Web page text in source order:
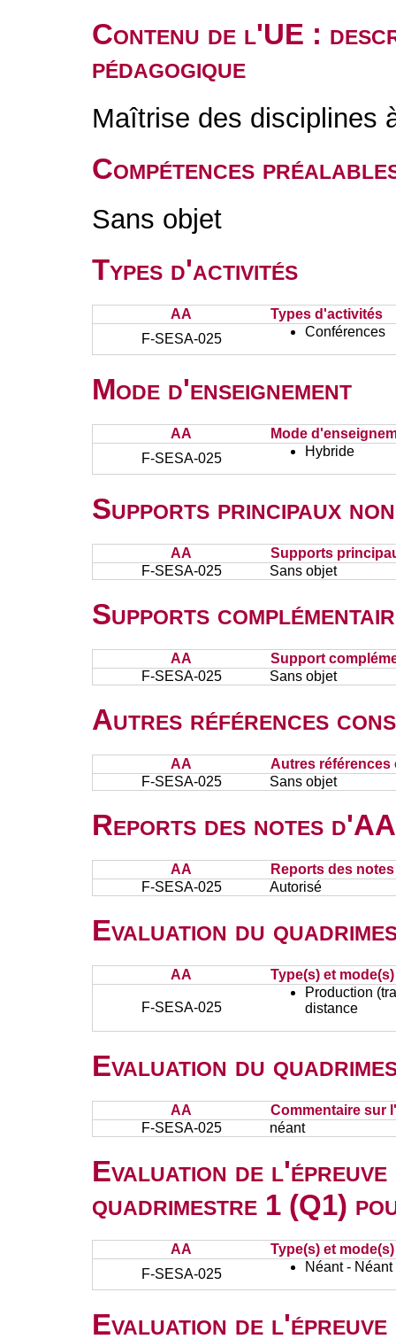
Contenu de l'UE :
pédagogique
Maîtrise des disciplines
Compétences
Sans objet
Types d'activités
AA
Types d'activités
F-SESA-025
Conférences
Mode d'enseignement
AA
Mode
F-SESA-025
Hybride
Supports principaux
AA
Supports
F-SESA-025
Sans objet
Supports
AA
Support
F-SESA-025
Sans objet
Autres références
AA
Autres références
F-SESA-025
Sans objet
Reports des notes
AA
Reports des
F-SESA-025
Autorisé
Evaluation du
AA Type(s) et
F-SESA-025
Production
distance
Evaluation du
AA
Commentaire sur
F-SESA-025
néant
Evaluation de
quadrimestre 1 (Q1)
AA
Type(s) et
F-SESA-025
Néant - Néant
Evaluation de